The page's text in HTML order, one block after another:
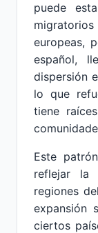
puede
europeas,
español,
dispersión
lo que
tiene
Este
reflejar la
regiones
expansión
ciertos